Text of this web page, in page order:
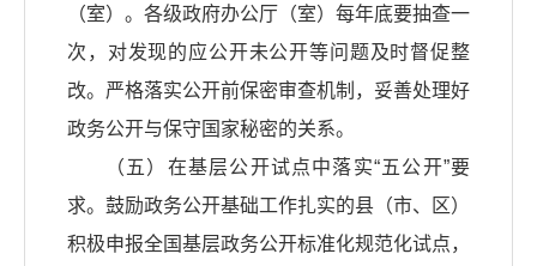
（室）。各级政府办公厅（室）每年底要抽查一
次，对发现的应公开未公开等问题及时督促整
改。严格落实公开前保密审查机制，妥善处理好
政务公开与保守国家秘密的关系。
（五）在基层公开试点中落实“五公开”要
求。鼓励政务公开基础工作扎实的县（市、区）
积极申报全国基层政务公开标准化规范化试点，